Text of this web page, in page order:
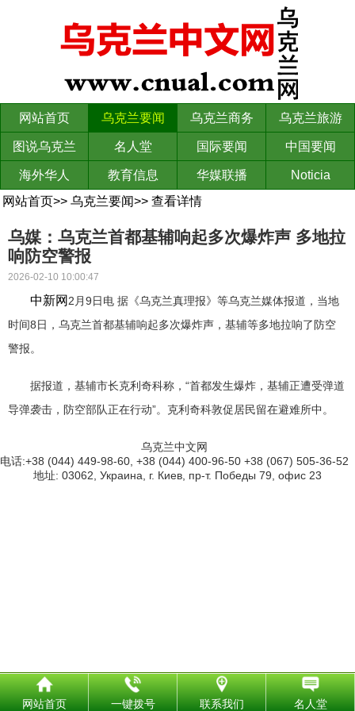
网站首页 乌克兰要闻 乌克兰商务 乌克兰旅游
图说乌克兰 名人堂 国际要闻 中国要闻
海外华人 教育信息 华媒联播
Noticia
网站首页>> 乌克兰要闻>> 查看详情
乌媒：乌克兰首都基辅响起多次爆炸声 多地拉
响防空警报
2026-02-10 10:00:47
中新网 2月9日电 据《乌克兰真理报》等乌克兰媒体报道，当地
时间8日，乌克兰首都基辅响起多次爆炸声，基辅等多地拉响了防空
警报。
据报道，基辅市长克利奇科称，“首都发生爆炸，基辅正遭受弹道
导弹袭击，防空部队正在行动”。克利奇科敦促居民留在避难所中。
乌克兰中文网
电话:+38 (044) 449-98-60, +38 (044) 400-96-50 +38 (067) 505-36-52
地址: 03062, Украина, г. Киев, пр-т. Победы 79, офис 23
网站首页 一键拨号 联系我们 名人堂